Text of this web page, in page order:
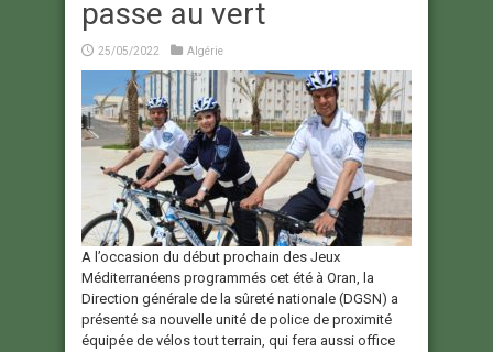
passe au vert
25/05/2022 Algérie
A l’occasion du début prochain des Jeux
Méditerranéens programmés cet été à Oran, la
Direction générale de la sûreté nationale (DGSN) a
présenté sa nouvelle unité de police de proximité
équipée de vélos tout terrain, qui fera aussi office